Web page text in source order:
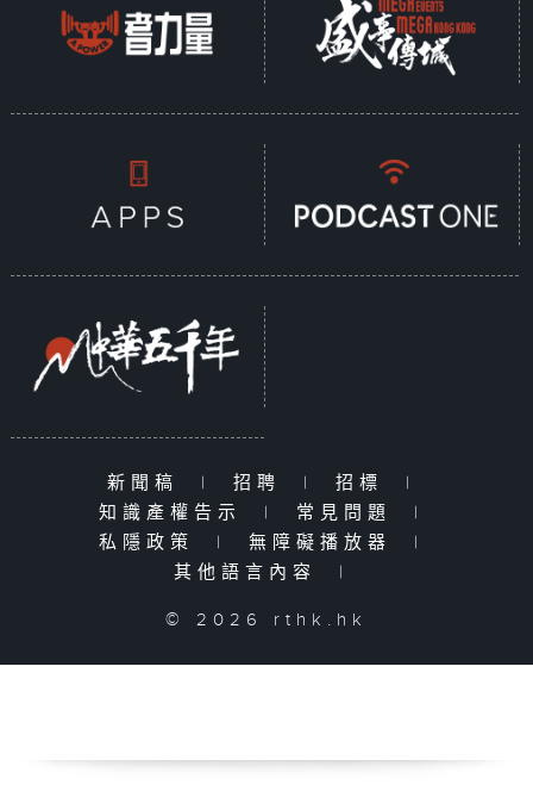
新聞稿 | 招聘 | 招標
|
知識產權告示
| 常見問題
|
私隱政策
| 無障礙播放器
|
其他語言內容
|
© 2026 rthk.hk